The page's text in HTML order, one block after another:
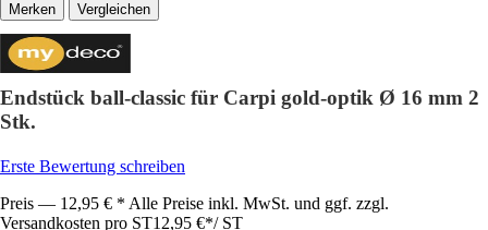
Vergleichen
Endstück ball-classic für Carpi gold-optik Ø 16 mm 2
Stk.
Erste Bewertung schreiben
Preis — 12,95 € * Alle Preise inkl. MwSt. und ggf. zzgl.
Versandkosten pro ST12,95 €*/ ST